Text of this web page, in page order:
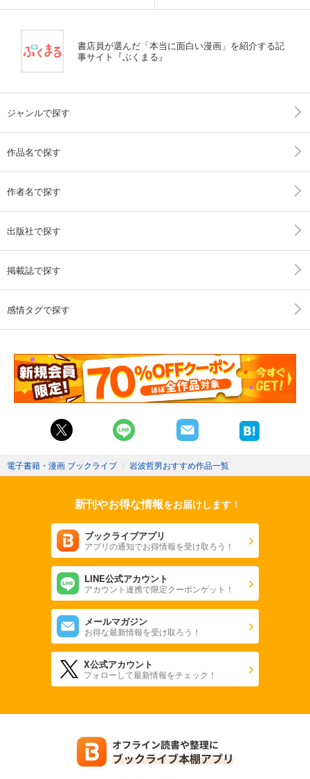
書店員が選んだ「本当に面白い漫画」を紹介する記
事サイト『ぶくまる』
ジャンルで探す
作品名で探す
作者名で探す
出版社で探す
掲載誌で探す
感情タグで探す
電子書籍・漫画 ブックライブ 〉 岩波哲男おすすめ作品一覧
新刊やお得な情報をお届けします！
ブックライブアプリ
アプリの通知でお得情報を受け取ろう！
LINE公式アカウント
アカウント連携で限定クーポンゲット！
メールマガジン
お得な最新情報を受け取ろう！
X公式アカウント
フォローして最新情報をチェック！